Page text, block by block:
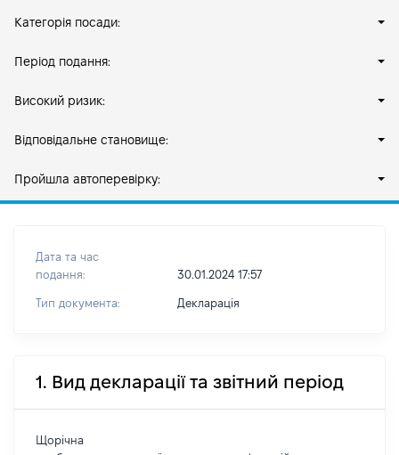
Категорія посади:
Період подання:
Високий ризик:
Відповідальне становище:
Пройшла автоперевірку:
Дата та час
подання:
30.01.2024 17:57
Тип документа: Декларація
1. Вид декларації та звітний період
Щорічна